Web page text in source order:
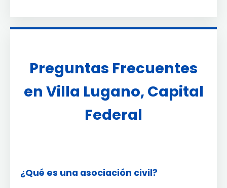
Preguntas Frecuentes
en Villa Lugano, Capital
Federal
¿Qué es una asociación civil?